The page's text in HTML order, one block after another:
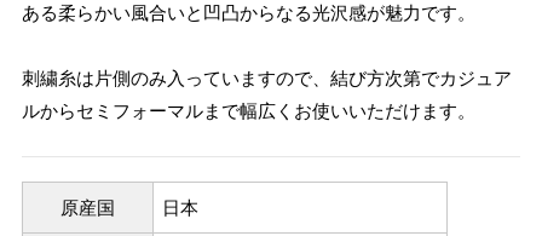
ある柔らかい風合いと凹凸からなる光沢感が魅力です。
刺繍糸は片側のみ入っていますので、結び方次第でカジュア
ルからセミフォーマルまで幅広くお使いいただけます。
原産国 日本